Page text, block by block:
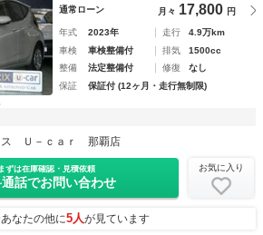
通常ローン 月々 17,800 円
年式 2023年 走行
4.9万km
車検
車検整備付 排気
1500cc
整備
法定整備付 修復
なし
保証
保証付 (12ヶ月・走行無制限)
ス Ｕ－ｃａｒ 那覇店
まずは在庫確認・見積依頼
話でお問い合わせ
お気に入り
なたの他に5人が見ています